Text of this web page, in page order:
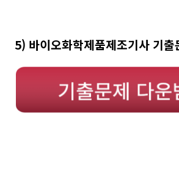
5) 바이오화학제품제조기사 기출